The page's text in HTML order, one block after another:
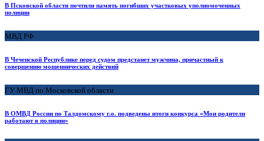
В Псковской области почтили память погибших участковых уполномоченных
полиции
МВД РФ
В Чеченской Республике перед судом предстанет мужчина, причастный к
совершению мошеннических действий
ГУ МВД по Московской области
В ОМВД России по Талдомскому г.о. подведены итоги конкурса «Мои родители
работают в полиции»